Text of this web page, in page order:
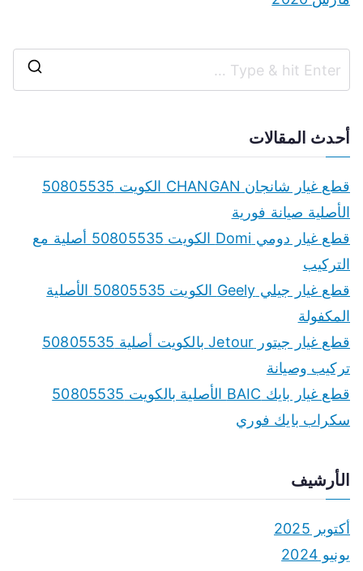
r
أحدث المقالات
قطع غيار شانجان CHANGAN الكويت 50805535
الأصلية صيانة فورية
قطع غيار دومي Domi الكويت 50805535 أصلية مع
التركيب
قطع غيار جيلي Geely الكويت 50805535 الأصلية
المكفولة
قطع غيار جيتور Jetour بالكويت أصلية 50805535
تركيب وصيانة
قطع غيار بايك BAIC الأصلية بالكويت 50805535
سكراب بايك فوري
الأرشيف
أكتوبر 2025
يونيو 2024